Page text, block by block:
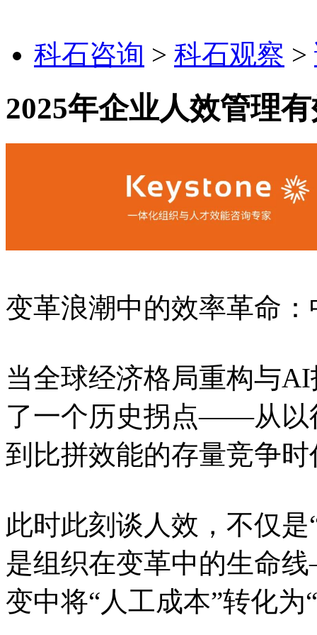
科石咨询 > 科石观察 >
2025年企业人效管理
变革浪潮中的效率革命
当全球经济格局重构与
了一个历史拐点——从以
到比拼效能的存量竞争时
此时此刻谈人效，不仅
是组织在变革中的生命
变中将“人工成本”转化为